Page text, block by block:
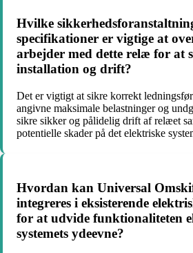
Hvilke
specifikationer er vigtige at
arbejder med dette relæ for at
installation og drift?
Det er vigtigt at sikre korrekt
angivne maksimale belastninger og
sikre sikker og pålidelig drift af relæet
potentielle skader på det elektriske
Hvordan kan Universal
integreres i eksisterende
for at udvide funktionaliteten
systemets ydeevne?